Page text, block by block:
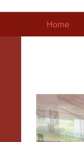
Home